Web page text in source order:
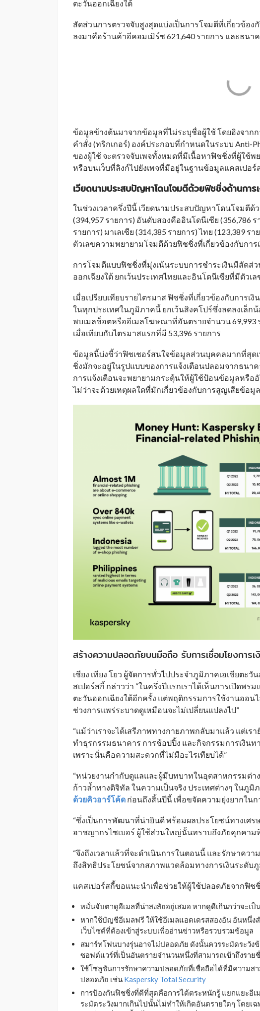
ตะวันออกเฉียงใต้
สัดส่วนการตรวจจับสูงสุดแบ่งเป็นการโจมตีที่เกี่ยวข้อง
ลงมาคือร้านค้าอีคอมเมิร์ซ 621,640 รายการ และธนา
ข้อมูลข้างต้นมาจากข้อมูลที่ไม่ระบุชื่อผู้ใช้ โดยอิงจาก
คำสั่ง (ทริกเกอร์) องค์ประกอบที่กำหนดในระบบ Anti-
ของผู้ใช้ จะตรวจจับเพจทั้งหมดที่มีเนื้อหาฟิชชิ่งที่ผู้ใช้พ
หรือบนเว็บที่ลิงก์ไปยังเพจที่มีอยู่ในฐานข้อมูลแคสเปอร์
เวียดนามประสบปัญหาโดนโจมตีด้วยฟิชชิ่งด้านการ
ในช่วงเวลาครึ่งปีนี้ เวียดนามประสบปัญหาโดนโจมตีด้
(394,957 รายการ) อันดับสองคืออินโดนีเซีย (356,786
รายการ) มาเลเซีย (314,385 รายการ) ไทย (123,389 ร
ตัวเลขความพยายามโจมตีด้วยฟิชชิ่งที่เกี่ยวข้องกับการ
การโจมตีแบบฟิชชิ่งที่มุ่งเน้นระบบการชำระเงินมีสัดส่
ออกเฉียงใต้ ยกเว้นประเทศไทยและอินโดนีเซียที่มีตัว
เมื่อเปรียบเทียบรายไตรมาส ฟิชชิ่งที่เกี่ยวข้องกับการเ
ในทุกประเทศในภูมิภาคนี้ ยกเว้นสิงคโปร์ซึ่งลดลงเล็ก
พบเมลช็อตหรืออีเมลโฆษณาที่อันตรายจำนวน 69,993
เมื่อเทียบกับไตรมาสแรกที่มี 53,396 รายการ
ข้อมูลนี้บ่งชี้ว่าฟิชเชอร์สนใจข้อมูลส่วนบุคคลมากที่สุดเ
ชิ่งมักจะอยู่ในรูปแบบของการแจ้งเตือนปลอมจากธนา
การแจ้งเตือนจะพยายามกระตุ้นให้ผู้ใช้ป้อนข้อมูลหรือ
ไม่ว่าจะด้วยเหตุผลใดที่มักเกี่ยวข้องกับการสูญเสียข้อ
สร้างความปลอดภัยบนมือถือ รับการเชื่อมโยงการ
เซียง เทียง โยว ผู้จัดการทั่วไปประจำภูมิภาคเอเชียตะวั
สเปอร์สกี้ กล่าวว่า “ในครึ่งปีแรกเราได้เห็นการเปิดพรม
ตะวันออกเฉียงใต้อีกครั้ง แต่พฤติกรรมการใช้งานออน
ช่วงการแพร่ระบาดดูเหมือนจะไม่เปลี่ยนแปลงไป”
“แม้ว่าเราจะได้เสรีภาพทางกายภาพกลับมาแล้ว แต่เร
ทำธุรกรรมธนาคาร การช้อปปิ้ง และกิจกรรมการเงินท
เพราะนั่นคือความสะดวกที่ไม่มีอะไรเทียบได้”
“หน่วยงานกำกับดูแลและผู้มีบทบาทในอุตสาหกรรมต่า
ก้าวล้ำทางดิจิทัล ในความเป็นจริง ประเทศต่างๆ ในภูมิ
ด้วยคิวอาร์โค้ด ก่อนถึงสิ้นปีนี้ เพื่อขจัดความยุ่งยากในก
“ซึ่งเป็นการพัฒนาที่น่ายินดี พร้อมผลประโยชน์ทางเศร
อาชญากรไซเบอร์ ผู้ใช้ส่วนใหญ่นั้นทราบถึงภัยคุกคาม
“จึงถึงเวลาแล้วที่จะดำเนินการในตอนนี้ และรักษาคว
ถึงสิทธิประโยชน์จากสภาพแวดล้อมทางการเงินระดับ
แคสเปอร์สกี้ขอแนะนำเพื่อช่วยให้ผู้ใช้ปลอดภัยจากฟิ
หมั่นจับตาดูอีเมลที่น่าสงสัยอยู่เสมอ หากดูดีเกินกว่าจะเป็
หากใช้บัญชีอีเมลฟรี ให้ใช้อีเมลแอดเดรสสองอัน อันหนึ่ง
เว็บไซต์ที่ต้องเข้าสู่ระบบเพื่ออ่านข่าวหรือรวบรวมข้อมูล
สมาร์ทโฟนบางรุ่นอาจไม่ปลอดภัย ดังนั้นควรระมัดระวัง
ซอฟต์แวร์ที่เป็นอันตรายจำนวนหนึ่งที่สามารถเข้าถึงรา
ใช้โซลูชันการรักษาความปลอดภัยที่เชื่อถือได้ที่มีความส
ปลอดภัย เช่น Kaspersky Total Security
การป้องกันฟิชชิ่งที่ดีที่สุดคือการได้ตระหนักรู้ แยกแยะอีเ
ระมัดระวังมากเกินไปนั้นไม่ทำให้เกิดอันตรายใดๆ โดยเฉ